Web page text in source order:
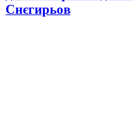
Снєгирьов